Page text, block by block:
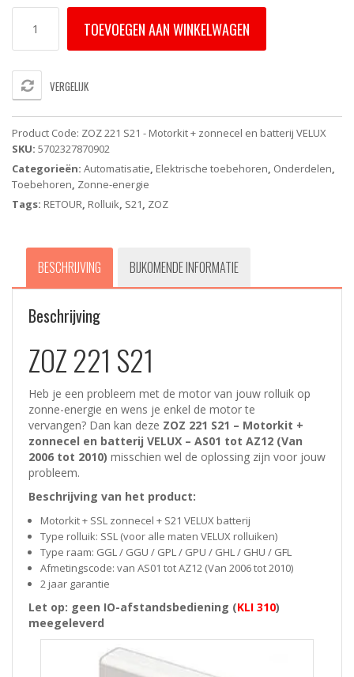
Motorkit
batterij
VELUX
-
AS01
tot
2006
TOEVOEGEN AAN WINKELWAGEN
VERGELIJK
Product Code: ZOZ 221 S21 - Motorkit + zonnecel en batterij VELUX
SKU: 5702327870902
Categorieën: Automatisatie, Elektrische toebehoren, Onderdelen,
Toebehoren, Zonne-energie
Tags: RETOUR, Rolluik, S21, ZOZ
BESCHRIJVING BIJKOMENDE INFORMATIE
Beschrijving
ZOZ 221 S21
Heb je een probleem met de motor van jouw rolluik op
zonne-energie en wens je enkel de motor te
vervangen? Dan kan deze ZOZ 221 S21 – Motorkit +
zonnecel en batterij VELUX – AS01 tot AZ12 (Van
2006 tot 2010) misschien wel de oplossing zijn voor jouw
probleem.
Beschrijving van het product:
Motorkit + SSL zonnecel + S21 VELUX batterij
Type rolluik: SSL (voor alle maten VELUX rolluiken)
Type raam: GGL / GGU / GPL / GPU / GHL / GHU / GFL
Afmetingscode: van AS01 tot AZ12 (Van 2006 tot 2010)
2 jaar garantie
Let op: geen IO-afstandsbediening (KLI 310)
meegeleverd